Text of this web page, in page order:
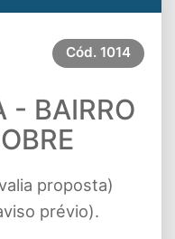
Cód. 1014
- BAIRRO
proposta)
prévio).